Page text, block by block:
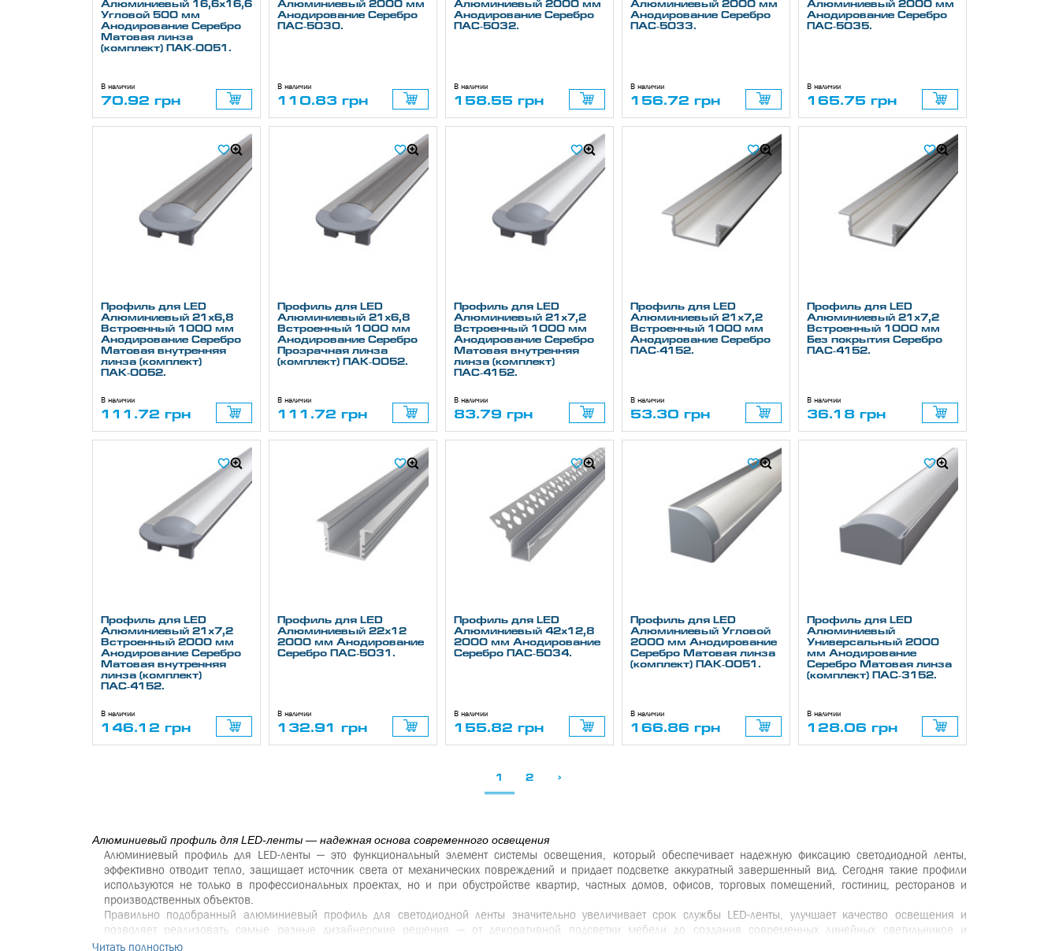
Алюминиевый 16,6х16,6
Угловой 500 мм
Анодирование Серебро
Матовая линза
(комплект) ПАК-0051.
В наличии
70.92 грн
Алюминиевый 2000 мм
Анодирование Серебро
ПАС-5030.
В наличии
110.83 грн
Алюминиевый 2000 мм
Анодирование Серебро
ПАС-5032.
В наличии
158.55 грн
Алюминиевый 2000 мм
Анодирование Серебро
ПАС-5033.
В наличии
156.72 грн
Алюминиевый 2000 мм
Анодирование Серебро
ПАС-5035.
В наличии
165.75 грн
Профиль для LED
Алюминиевый 21х6,8
Встроенный 1000 мм
Анодирование Серебро
Матовая внутренняя
линза (комплект)
ПАК-0052.
В наличии
111.72 грн
Профиль для LED
Алюминиевый 21х6,8
Встроенный 1000 мм
Анодирование Серебро
Прозрачная линза
(комплект) ПАК-0052.
В наличии
111.72 грн
Профиль для LED
Алюминиевый 21х7,2
Встроенный 1000 мм
Анодирование Серебро
Матовая внутренняя
линза (комплект)
ПАС-4152.
В наличии
83.79 грн
Профиль для LED
Алюминиевый 21х7,2
Встроенный 1000 мм
Анодирование Серебро
ПАС-4152.
В наличии
53.30 грн
Профиль для LED
Алюминиевый 21х7,2
Встроенный 1000 мм
Без покрытия Серебро
ПАС-4152.
В наличии
36.18 грн
Профиль для LED
Алюминиевый 21х7,2
Встроенный 2000 мм
Анодирование Серебро
Матовая внутренняя
линза (комплект)
ПАС-4152.
В наличии
146.12 грн
Профиль для LED
Алюминиевый 22х12
2000 мм Анодирование
Серебро ПАС-5031.
В наличии
132.91 грн
Профиль для LED
Алюминиевый 42х12,8
2000 мм Анодирование
Серебро ПАС-5034.
В наличии
155.82 грн
Профиль для LED
Алюминиевый Угловой
2000 мм Анодирование
Серебро Матовая линза
(комплект) ПАК-0051.
В наличии
166.86 грн
Профиль для LED
Алюминиевый
Универсальный 2000
мм Анодирование
Серебро Матовая линза
(комплект) ПАС-3152.
В наличии
128.06 грн
1 2 >
Алюминиевый профиль для LED-ленты — надежная основа современного освещения
Алюминиевый профиль для LED-ленты — это функциональный элемент системы освещения, который обеспечивает надежную фиксацию светодиодной ленты,
эффективно отводит тепло, защищает источник света от механических повреждений и придает подсветке аккуратный завершенный вид. Сегодня такие профили
используются не только в профессиональных проектах, но и при обустройстве квартир, частных домов, офисов, торговых помещений, гостиниц, ресторанов и
производственных объектов.
Правильно подобранный алюминиевый профиль для светодиодной ленты значительно увеличивает срок службы LED-ленты, улучшает качество освещения и
позволяет реализовать самые разные дизайнерские решения — от декоративной подсветки мебели до создания современных линейных светильников и
архитектурного освещения.
Читать полностью